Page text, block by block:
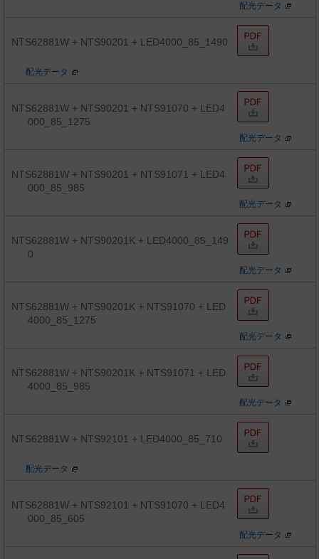
配光データ
NTS62881W + NTS90201 + LED4000_85_1490
配光データ
NTS62881W + NTS90201 + NTS91070 + LED4
000_85_1275
配光データ
NTS62881W + NTS90201 + NTS91071 + LED4
000_85_985
配光データ
NTS62881W + NTS90201K + LED4000_85_149
0
配光データ
NTS62881W + NTS90201K + NTS91070 + LED
4000_85_1275
配光データ
NTS62881W + NTS90201K + NTS91071 + LED
4000_85_985
配光データ
NTS62881W + NTS92101 + LED4000_85_710
配光データ
NTS62881W + NTS92101 + NTS91070 + LED4
000_85_605
配光データ